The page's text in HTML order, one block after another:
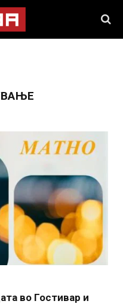
во Гостивар и